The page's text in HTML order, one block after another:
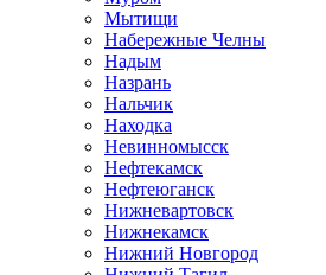
Мытищи
Набережные Челны
Надым
Назрань
Нальчик
Находка
Невинномысск
Нефтекамск
Нефтеюганск
Нижневартовск
Нижнекамск
Нижний Новгород